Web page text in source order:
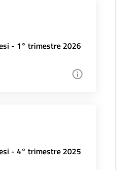
- 1° trimestre 2026
- 4° trimestre 2025